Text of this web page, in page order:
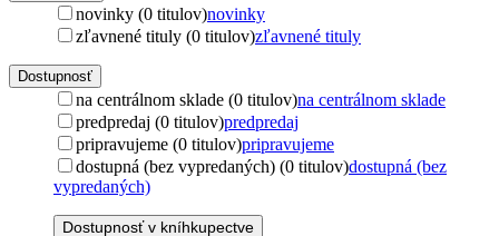
novinky (0 titulov)novinky
zľavnené tituly (0 titulov)zľavnené tituly
Dostupnosť
na centrálnom sklade (0 titulov)na centrálnom sklade
predpredaj (0 titulov)predpredaj
pripravujeme (0 titulov)pripravujeme
dostupná (bez vypredaných) (0 titulov)dostupná (bez
vypredaných)
Dostupnosť v kníhkupectve